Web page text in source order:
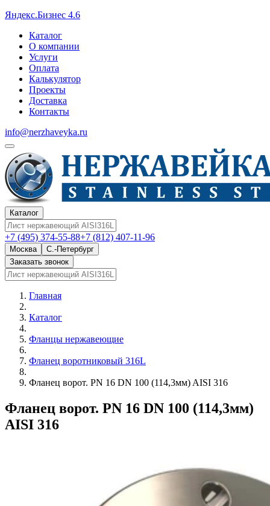
Яндекс.Бизнес 4.6
Каталог
О компании
Услуги
Оплата
Калькулятор
Проекты
Доставка
Контакты
info@nerzhaveyka.ru
Каталог
+7 (495) 374-55-88+7 (812) 407-11-96
Москва
С.-Петербург
Заказать звонок
Главная
Каталог
Фланцы нержавеющие
Фланец воротниковый 316L
Фланец ворот. PN 16 DN 100 (114,3мм) AISI 316
Фланец ворот. PN 16 DN 100 (114,3мм)
AISI 316